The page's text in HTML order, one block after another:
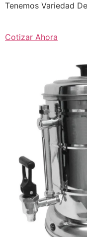
Tenemos Variedad
Cotizar Ahora